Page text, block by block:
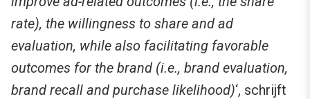
rate), the willingness to share and ad
evaluation, while also facilitating favorable
outcomes for the brand (i.e., brand evaluation,
brand recall and purchase likelihood)‘, schrijft